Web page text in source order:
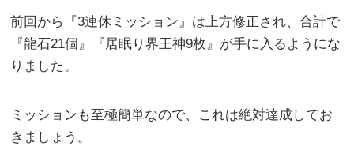
前回から『3連休ミッション』は上方修正され、合計で
『龍石21個』『居眠り界王神9枚』が手に入るようにな
りました。
ミッションも至極簡単なので、これは絶対達成してお
きましょう。